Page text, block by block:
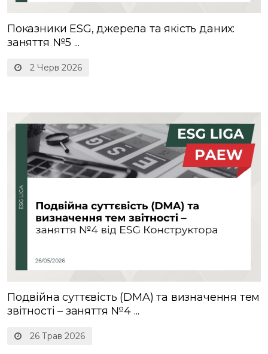
2 Черв 2026
Показники ESG, джерела та якість даних:
заняття №5 ...
26 Трав 2026
Подвійна суттєвість (DMA) та визначення тем
звітності – заняття №4 ...